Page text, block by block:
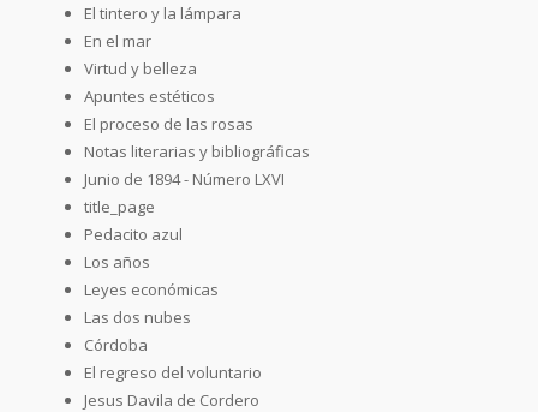
El tintero y la lámpara
En el mar
Virtud y belleza
Apuntes estéticos
El proceso de las rosas
Notas literarias y bibliográficas
Junio de 1894 - Número LXVI
title_page
Pedacito azul
Los años
Leyes económicas
Las dos nubes
Córdoba
El regreso del voluntario
Jesus Davila de Cordero